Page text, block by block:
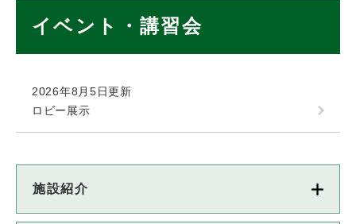
イベント・講習会
2026年8月5日更新
ロビー展示
施設紹介